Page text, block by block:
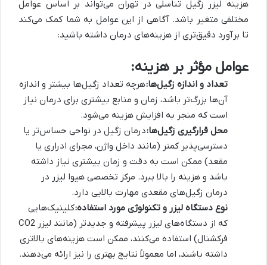
هزینه لیزر زگیل تناسلی در تهران می‌تواند بر اساس عوامل
مختلفی متغیر باشد. آگاهی از این عوامل به شما کمک می‌کند
تا برآورد دقیق‌تری از هزینه‌های درمان داشته باشید:
عوامل مؤثر بر هزینه:
تعداد و اندازه زگیل‌ها:هرچه تعداد زگیل‌ها بیشتر و اندازه
آن‌ها بزرگ‌تر باشد، زمان و منابع بیشتری برای درمان نیاز
است که منجر به افزایش هزینه می‌شود.
محل قرارگیری زگیل‌ها:درمان زگیل در نواحی حساس‌تر یا
دسترسی‌پذیر کمتر (مانند داخل واژن، مجرای ادراری یا
مقعد) ممکن است به دقت و زمان بیشتری نیاز داشته
باشد و هزینه را بالا ببرد. مرکز تخصصی هیوا لیزر در
درمان زگیل‌های مقعدی مهارت بالایی دارد.
نوع دستگاه لیزر و تکنولوژی مورد استفاده:کلینیک‌هایی
که از دستگاه‌های لیزر پیشرفته و جدیدتر (مانند لیزر CO2
فرکشنال) استفاده می‌کنند، ممکن است هزینه‌های بالاتری
داشته باشند، اما معمولاً نتایج بهتری را نیز ارائه می‌دهند.